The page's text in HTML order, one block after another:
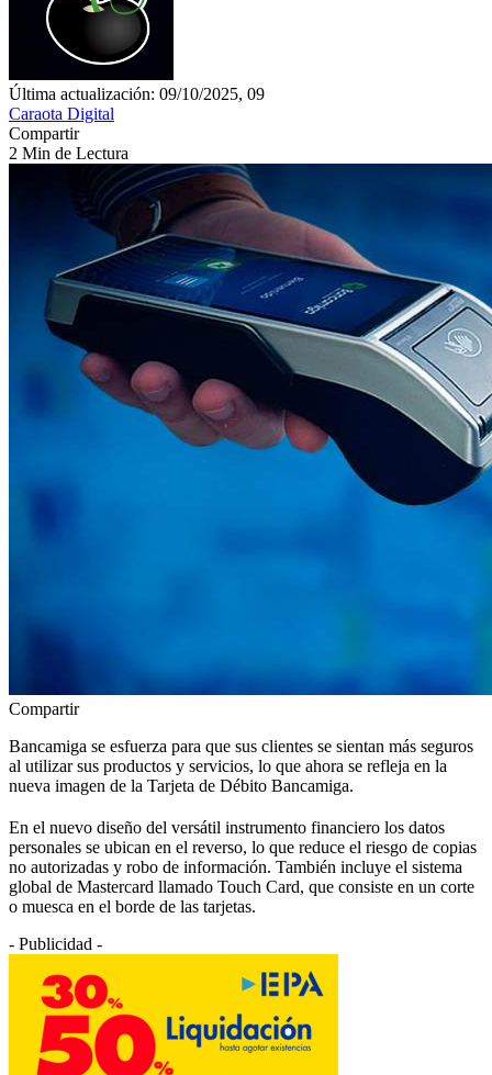
Última actualización: 09/10/2025, 09
Caraota Digital
Compartir
2 Min de Lectura
Compartir
Bancamiga se esfuerza para que sus clientes se sientan más seguros
al utilizar sus productos y servicios, lo que ahora se refleja en la
nueva imagen de la Tarjeta de Débito Bancamiga.
En el nuevo diseño del versátil instrumento financiero los datos
personales se ubican en el reverso, lo que reduce el riesgo de copias
no autorizadas y robo de información. También incluye el sistema
global de Mastercard llamado Touch Card, que consiste en un corte
o muesca en el borde de las tarjetas.
- Publicidad -